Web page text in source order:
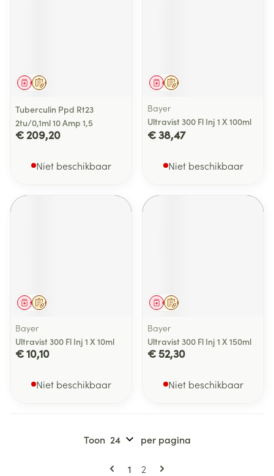
Op voorschrift
Geneesmiddel
Tuberculin Ppd Rt23
2tu/0,1ml 10 Amp 1,5
€ 209,20
Niet beschikbaar
Op voorschrift
Geneesmiddel
Bayer
Ultravist 300 Fl Inj 1 X 100ml
€ 38,47
Niet beschikbaar
Op voorschrift
Geneesmiddel
Bayer
Ultravist 300 Fl Inj 1 X 10ml
€ 10,10
Niet beschikbaar
Op voorschrift
Geneesmiddel
Bayer
Ultravist 300 Fl Inj 1 X 150ml
€ 52,30
Niet beschikbaar
Pagina's
U lees momenteel pagina
1 Pagina
2
Toon per pagina